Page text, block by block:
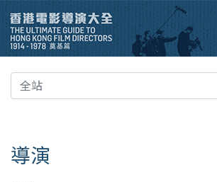
導演